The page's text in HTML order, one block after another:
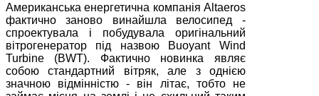
Американська енергетична компанія Altaeros
фактично заново винайшла велосипед -
спроектувала і побудувала оригінальний
вітрогенератор під назвою Buoyant Wind
Turbine (BWT). Фактично новинка являє
собою стандартний вітряк, але з однією
значною відмінністю - він літає, тобто не